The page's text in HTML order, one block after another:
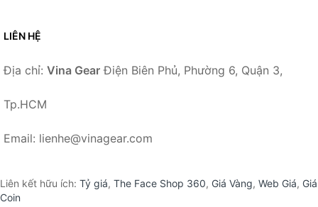
LIÊN HỆ
Địa chỉ: Vina Gear Điện Biên Phủ, Phường 6, Quận 3,
Tp.HCM
Email: lienhe@vinagear.com
Liên kết hữu ích: Tỷ giá, The Face Shop 360, Giá Vàng, Web Giá, Giá
Coin